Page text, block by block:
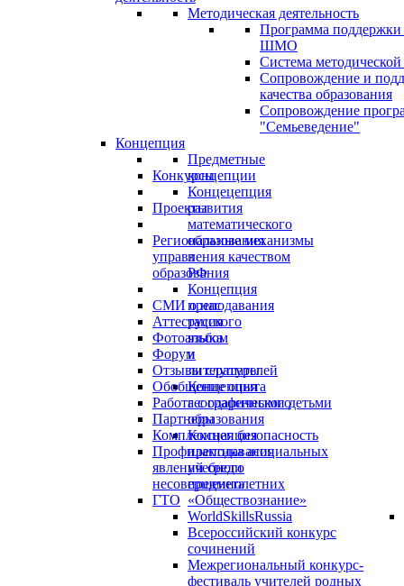
Методическая деятельность
Программа
ШМО
Система
Сопровождение и
качества образования
Сопровождение
"Семьеведение"
Концепция
Предметные
концепции
Концецепция
развития
математического
образования
в
РФ
Концепция
преподавания
русского
языка
и
литературы
Концепция
географического
образования
Концепция
преподавания
учебного
предмета
«Обществознание»
Конкурсы
WorldSkillsRussia
Всероссийский конкурс
сочинений
Межрегиональный конкурс-
фестиваль учителей родных
Проекты
Региональные механизмы
управления качеством
образования
СМИ о нас
Аттестация
Фотоальбом
Форум
Отзывы слушателей
Обобщение опыта
Работа с одаренными детьми
Партнеры
Комплексная безопасность
Профилактика асоциальных
явлений среди
несовершеннолетних
ГТО